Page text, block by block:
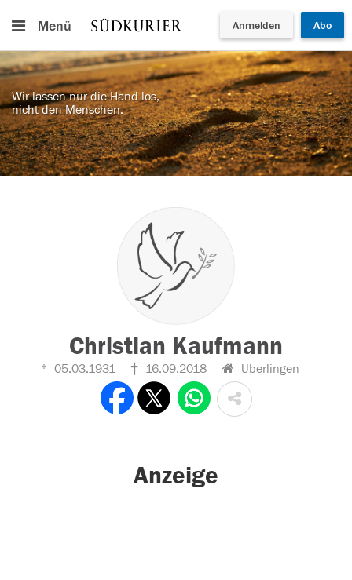
Menü Anmelden Abo
Wir lassen nur die Hand los,
nicht den Menschen.
Christian Kaufmann
05.03.1931 16.09.2018 Überlingen
Anzeige